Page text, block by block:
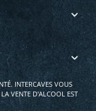
INTERCAVES VOUS
VENTE D'ALCOOL EST